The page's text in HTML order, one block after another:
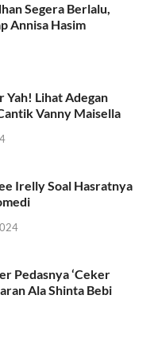
Segera Berlalu,
Annisa Hasim
Yah! Lihat Adegan
Vanny Maisella
Irelly Soal Hasratnya
Pedasnya ‘Ceker
Ala Shinta Bebi